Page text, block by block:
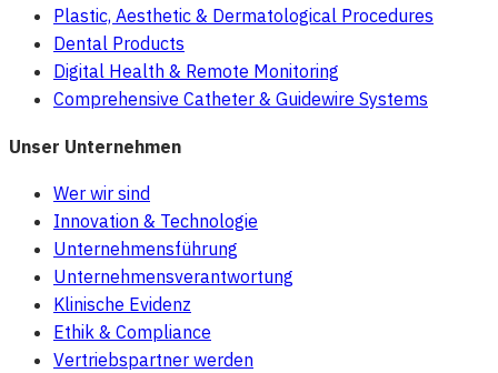
Plastic, Aesthetic & Dermatological Procedures
Dental Products
Digital Health & Remote Monitoring
Comprehensive Catheter & Guidewire Systems
Unser Unternehmen
Wer wir sind
Innovation & Technologie
Unternehmensführung
Unternehmensverantwortung
Klinische Evidenz
Ethik & Compliance
Vertriebspartner werden